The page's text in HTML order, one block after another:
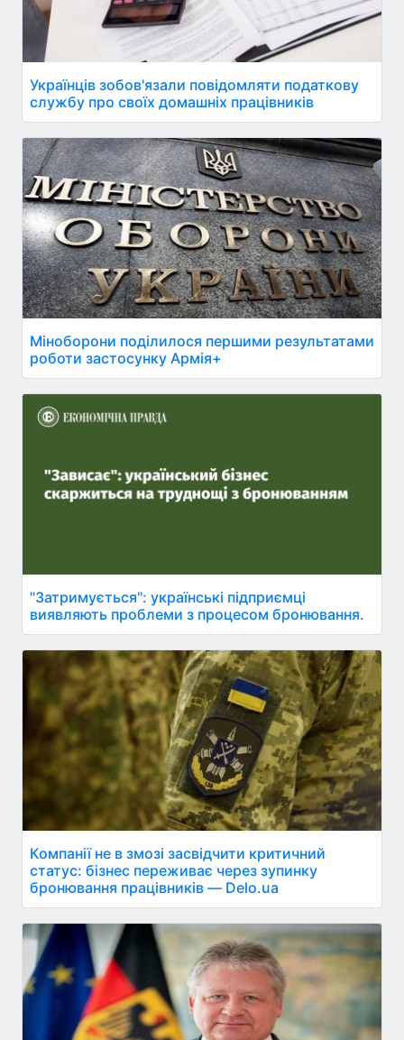
Українців зобов'язали повідомляти податкову
службу про своїх домашніх працівників
Міноборони поділилося першими результатами
роботи застосунку Армія+
"Затримується": українські підприємці
виявляють проблеми з процесом бронювання.
Компанії не в змозі засвідчити критичний
статус: бізнес переживає через зупинку
бронювання працівників — Delo.ua